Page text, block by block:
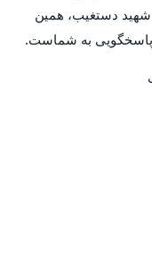
شهید دستغیب، همین
پاسخگویی به شماست.